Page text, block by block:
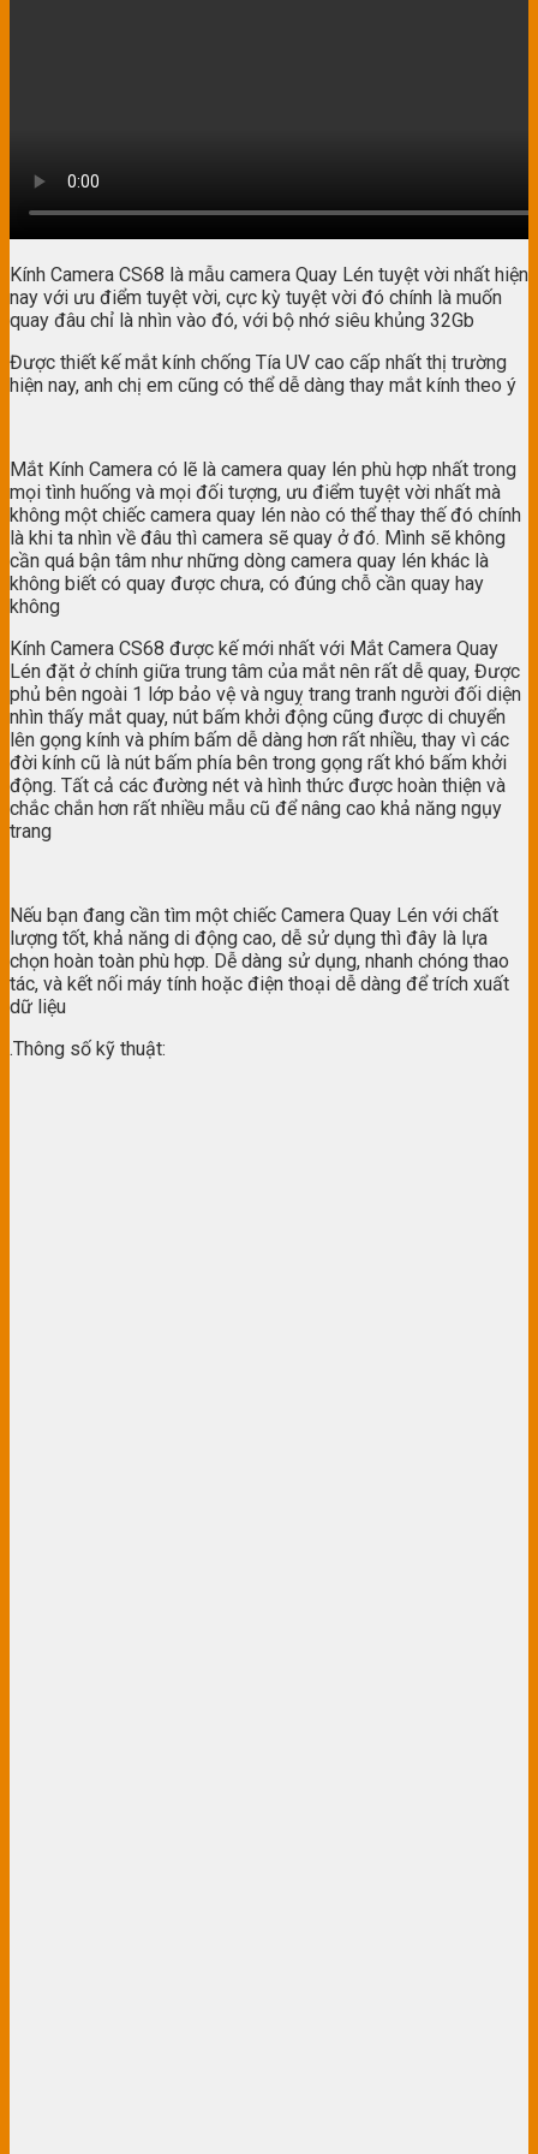
Kính Camera CS68 là mẫu camera Quay Lén tuyệt vời nhất hiện
nay với ưu điểm tuyệt vời, cực kỳ tuyệt vời đó chính là muốn
quay đâu chỉ là nhìn vào đó, với bộ nhớ siêu khủng 32Gb
Được thiết kế mắt kính chống Tía UV cao cấp nhất thị trường
hiện nay, anh chị em cũng có thể dễ dàng thay mắt kính theo ý
Mắt Kính Camera có lẽ là camera quay lén phù hợp nhất trong
mọi tình huống và mọi đối tượng, ưu điểm tuyệt vời nhất mà
không một chiếc camera quay lén nào có thể thay thế đó chính
là khi ta nhìn về đâu thì camera sẽ quay ở đó. Mình sẽ không
cần quá bận tâm như những dòng camera quay lén khác là
không biết có quay được chưa, có đúng chỗ cần quay hay
không
Kính Camera CS68 được kế mới nhất với Mắt Camera Quay
Lén đặt ở chính giữa trung tâm của mắt nên rất dễ quay, Được
phủ bên ngoài 1 lớp bảo vệ và nguỵ trang tranh người đối diện
nhìn thấy mắt quay, nút bấm khởi động cũng được di chuyển
lên gọng kính và phím bấm dễ dàng hơn rất nhiều, thay vì các
đời kính cũ là nút bấm phía bên trong gọng rất khó bấm khởi
động. Tất cả các đường nét và hình thức được hoàn thiện và
chắc chắn hơn rất nhiều mẫu cũ để nâng cao khả năng ngụy
trang
Nếu bạn đang cần tìm một chiếc Camera Quay Lén với chất
lượng tốt, khả năng di động cao, dễ sử dụng thì đây là lựa
chọn hoàn toàn phù hợp. Dễ dàng sử dụng, nhanh chóng thao
tác, và kết nối máy tính hoặc điện thoại dễ dàng để trích xuất
dữ liệu
.Thông số kỹ thuật: